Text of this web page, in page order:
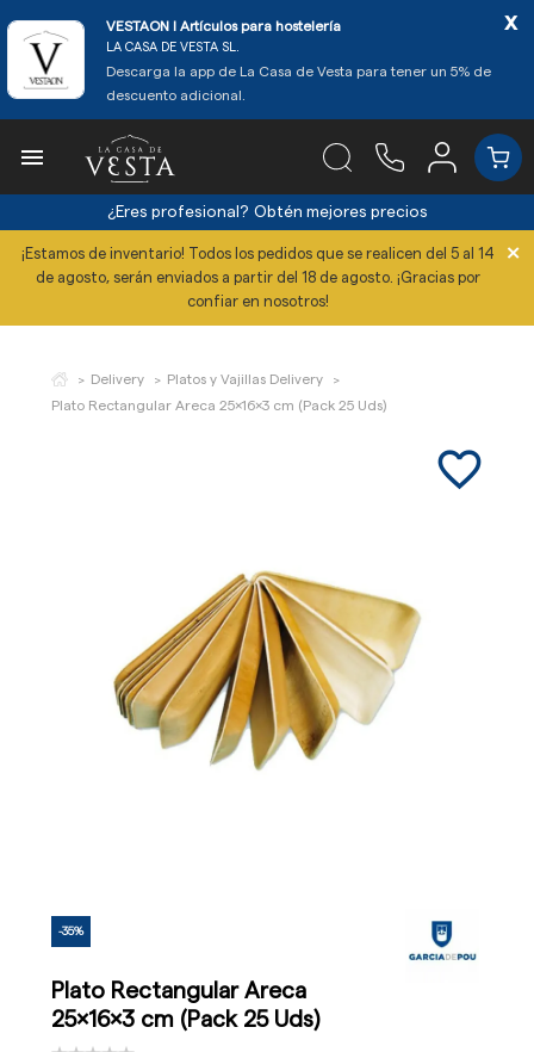
VESTAON l Artículos para hostelería
LA CASA DE VESTA SL.
Descarga la app de La Casa de Vesta para tener un 5% de
descuento adicional.
x

¿Eres profesional? Obtén mejores precios
¡Estamos de inventario! Todos los pedidos que se realicen del 5 al 14
de agosto, serán enviados a partir del 18 de agosto. ¡Gracias por
confiar en nosotros!
×
Delivery
Platos y Vajillas Delivery
Plato Rectangular Areca 25x16x3 cm (Pack 25 Uds)
favorite_border
-35%
Plato Rectangular Areca
25x16x3 cm (Pack 25 Uds)